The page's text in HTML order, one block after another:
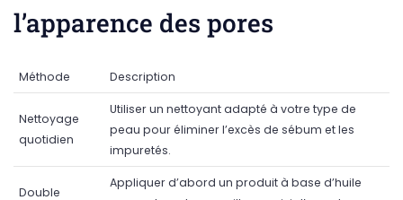
l’apparence des pores
Méthode Description
Nettoyage
quotidien
Utiliser un nettoyant adapté à votre type de
peau pour éliminer l’excès de sébum et les
impuretés.
Double
Appliquer d’abord un produit à base d’huile